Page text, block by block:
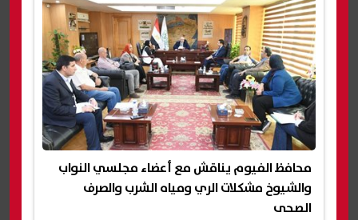
محافظ الفيوم يناقش مع أعضاء مجلسي النواب
والشيوخ مشكلات الري ومياه الشرب والصرف
الصحى